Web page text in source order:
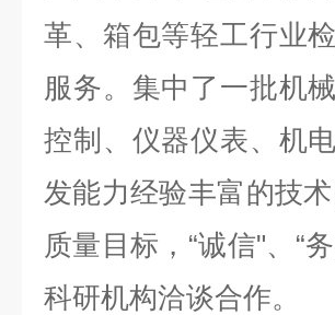
革、箱包等轻工行业
服务。集中了一批机
控制、仪器仪表、机
发能力经验丰富的技
质量目标，“诚信"、“
科研机构洽谈合作。